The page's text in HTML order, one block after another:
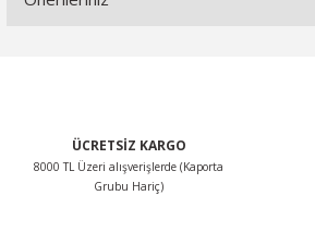
Ürün resmi kalitesiz, bozuk veya
ÜCRETSİZ KARGO
8000 TL Üzeri alışverişlerde (Kaporta
Grubu Hariç)